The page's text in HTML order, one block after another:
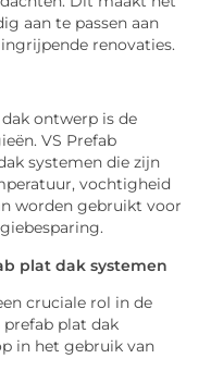
aan te passen aan
renovaties.
ontwerp is de
VS Prefab
systemen die zijn
vochtigheid
worden gebruikt voor
plat dak systemen
cruciale rol in de
plat dak
in het gebruik van